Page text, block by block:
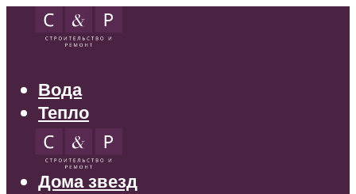
Вода
Тепло
Электрика
Свет
Дома звезд